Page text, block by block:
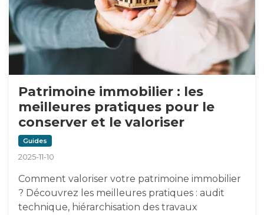
Patrimoine immobilier : les
meilleures pratiques pour le
conserver et le valoriser
Guides
2025-11-10
Comment valoriser votre patrimoine immobilier
? Découvrez les meilleures pratiques : audit
technique, hiérarchisation des travaux